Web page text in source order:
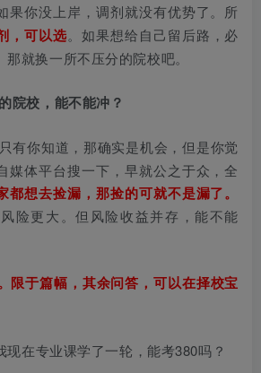
果你没上岸，调剂就没有优势了。所
，可以选。如果想给自己留后路，必
就换一所不压分的院校吧。
院校，能不能冲？
有你知道，那确实是机会，但是你觉
媒体平台搜一下，早就公之于众，全
都想去捡漏，那捡的可就不是漏了。
险更大。但风险收益并存，能不能
限于篇幅，其余问答，可以在择校宝
现在专业课学了一轮，能考380吗？